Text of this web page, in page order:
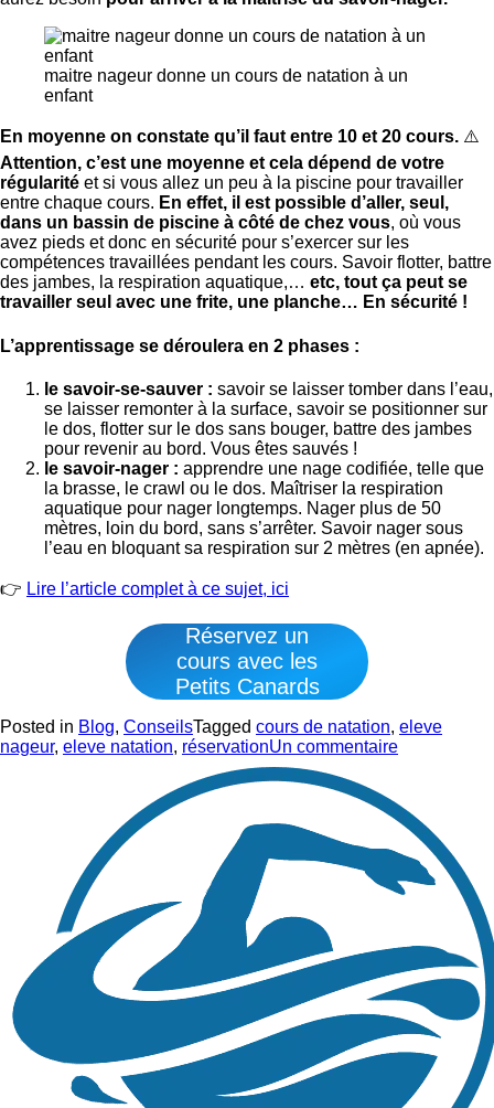
maitre nageur donne un cours de natation à un
enfant
En moyenne on constate qu’il faut entre 10 et 20 cours. ⚠️
Attention, c’est une moyenne et cela dépend de votre
régularité et si vous allez un peu à la piscine pour travailler
entre chaque cours. En effet, il est possible d’aller, seul,
dans un bassin de piscine à côté de chez vous, où vous
avez pieds et donc en sécurité pour s’exercer sur les
compétences travaillées pendant les cours. Savoir flotter, battre
des jambes, la respiration aquatique,… etc, tout ça peut se
travailler seul avec une frite, une planche… En sécurité !
L’apprentissage se déroulera en 2 phases :
le savoir-se-sauver : savoir se laisser tomber dans l’eau,
se laisser remonter à la surface, savoir se positionner sur
le dos, flotter sur le dos sans bouger, battre des jambes
pour revenir au bord. Vous êtes sauvés !
le savoir-nager : apprendre une nage codifiée, telle que
la brasse, le crawl ou le dos. Maîtriser la respiration
aquatique pour nager longtemps. Nager plus de 50
mètres, loin du bord, sans s’arrêter. Savoir nager sous
l’eau en bloquant sa respiration sur 2 mètres (en apnée).
👉 Lire l’article complet à ce sujet, ici
Réservez un
cours avec les
Petits Canards
Posted in Blog, ConseilsTagged cours de natation, eleve
nageur, eleve natation, réservationUn commentairesur
cours
de
natation